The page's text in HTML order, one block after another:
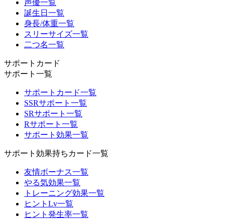
声優一覧
誕生日一覧
身長/体重一覧
スリーサイズ一覧
二つ名一覧
サポートカード
サポート一覧
サポートカード一覧
SSRサポート一覧
SRサポート一覧
Rサポート一覧
サポート効果一覧
サポート効果持ちカード一覧
友情ボーナス一覧
やる気効果一覧
トレーニング効果一覧
ヒントLv一覧
ヒント発生率一覧